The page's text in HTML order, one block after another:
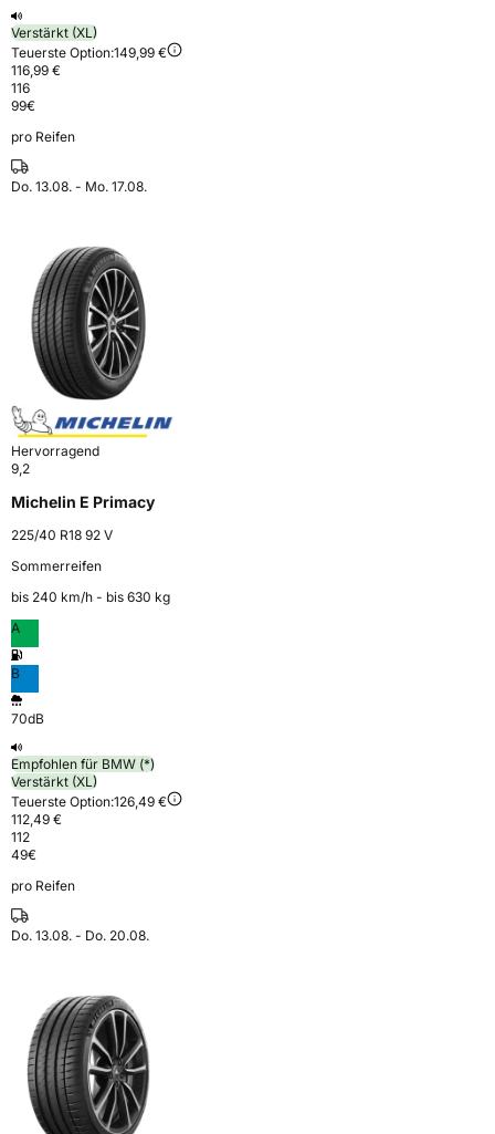
Verstärkt (XL)
Teuerste Option:149,99 €
116,99 €
116
99€
pro Reifen
Do. 13.08. - Mo. 17.08.
Hervorragend
9,2
Michelin E Primacy
225/40 R18 92 V
Sommerreifen
bis 240 km⁠/⁠h - bis 630 kg
A
B
70dB
Empfohlen für BMW (*)
Verstärkt (XL)
Teuerste Option:126,49 €
112,49 €
112
49€
pro Reifen
Do. 13.08. - Do. 20.08.